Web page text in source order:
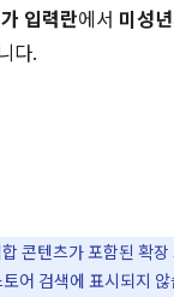
입력란에서 미성
다.
콘텐츠가 포함된 확
어 검색에 표시되지